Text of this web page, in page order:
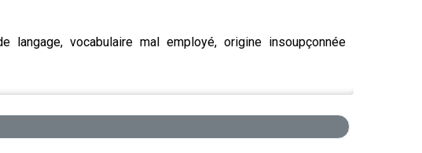
vocabulaire mal employé, origine insoupçonnée